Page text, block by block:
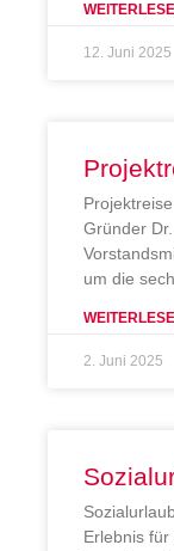
12. Juni 2025
Gründer
um die
2. Juni 2025
Erlebnis